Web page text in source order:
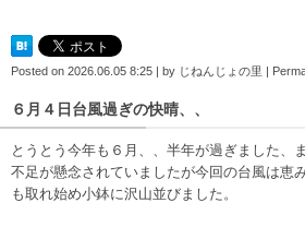
Posted on 2026.06.05 8:25 by じねんじょの里
６月４日台風過ぎの快晴、、
とうとう今年も６月、、半年が過ぎました、
不足が懸念されていましたが今回の台風は恵
も取れ始め小鉢に沢山並びました。